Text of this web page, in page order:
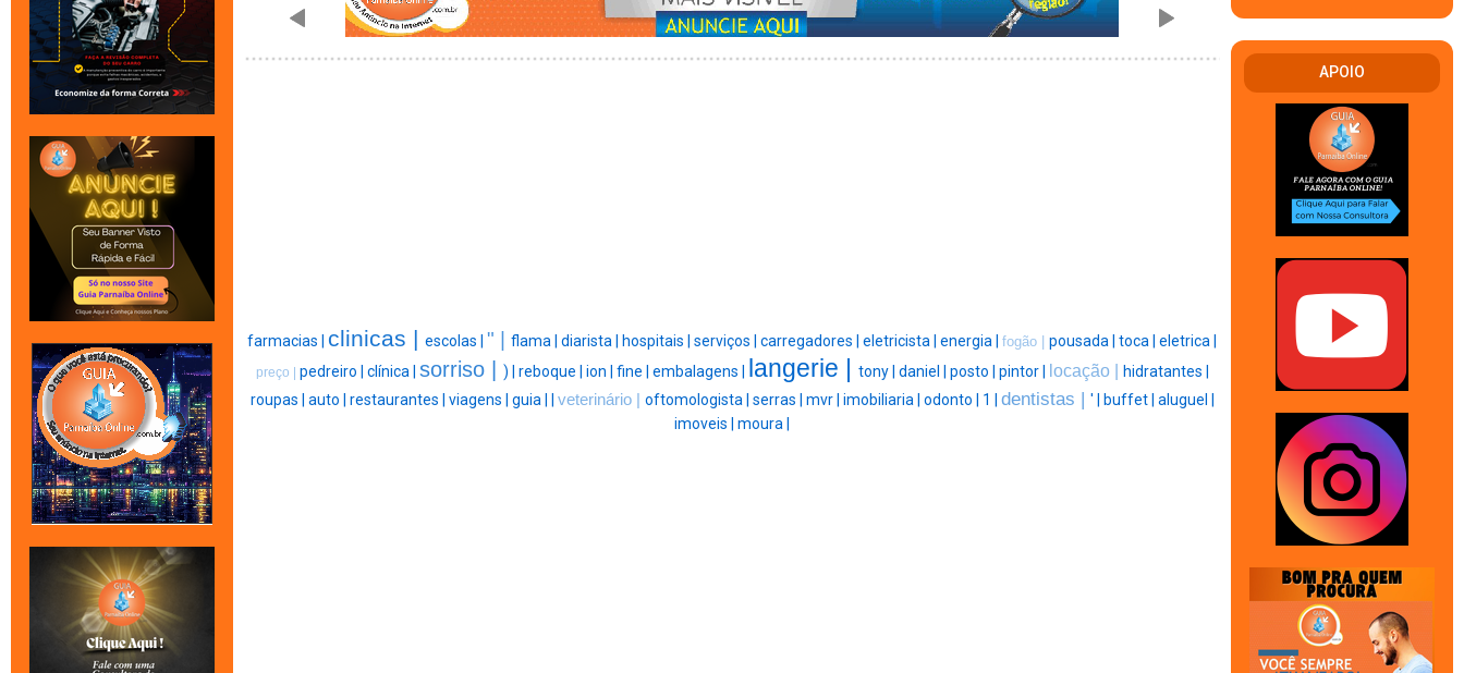
farmacias | clinicas | escolas | " | flama | diarista | hospitais | serviços | carregadores | eletricista | energia | fogão | pousada | toca | eletrica |
preço | pedreiro | clínica | sorriso | ) | reboque | ion | fine | embalagens | langerie | tony | daniel | posto | pintor | locação |
hidratantes |
roupas | auto | restaurantes | viagens | guia | veterinário | oftomologista | serras | mvr | imobiliaria | odonto | 1 | dentistas | ' | buffet | aluguel |
imoveis | moura |
APOIO